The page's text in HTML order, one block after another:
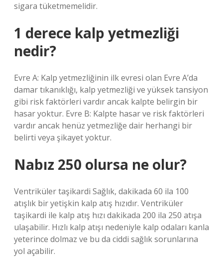
sigara tüketmemelidir.
1 derece kalp yetmezliği
nedir?
Evre A: Kalp yetmezliğinin ilk evresi olan Evre A’da
damar tıkanıklığı, kalp yetmezliği ve yüksek tansiyon
gibi risk faktörleri vardır ancak kalpte belirgin bir
hasar yoktur. Evre B: Kalpte hasar ve risk faktörleri
vardır ancak henüz yetmezliğe dair herhangi bir
belirti veya şikayet yoktur.
Nabız 250 olursa ne olur?
Ventriküler taşikardi Sağlık, dakikada 60 ila 100
atışlık bir yetişkin kalp atış hızıdır. Ventriküler
taşikardi ile kalp atış hızı dakikada 200 ila 250 atışa
ulaşabilir. Hızlı kalp atışı nedeniyle kalp odaları kanla
yeterince dolmaz ve bu da ciddi sağlık sorunlarına
yol açabilir.